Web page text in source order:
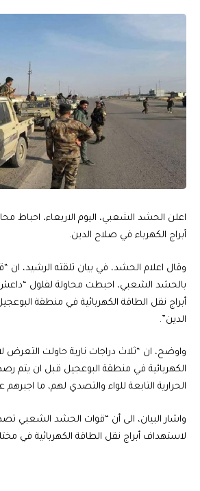
اعلن الحشد الشعبي، اليوم الاربعاء، احباط
أبراج الكهرباء في صلاح الدين.
وقال اعلام الحشد، في بيان تلقته الرشيد، ان
بالحشد الشعبي، احبطت محاولة لفلول
أبراج نقل الطاقة الكهربائية في منطقة
الدين”.
واوضح، ان “ثلاث دراجات نارية حاولت التعرض
الكهربائية في منطقة البوعجيل قبل ان يتم
الحرارية التابعة للواء والتصدي لهم، ما اجبرهم
واشار البيان، الى أن “قوات الحشد الشعبي
لاستهداف أبراج نقل الطاقة الكهربائية في